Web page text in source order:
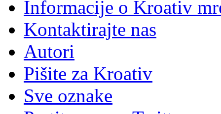
Informacije o Kroativ
Kontaktirajte nas
Autori
Pišite za Kroativ
Sve oznake